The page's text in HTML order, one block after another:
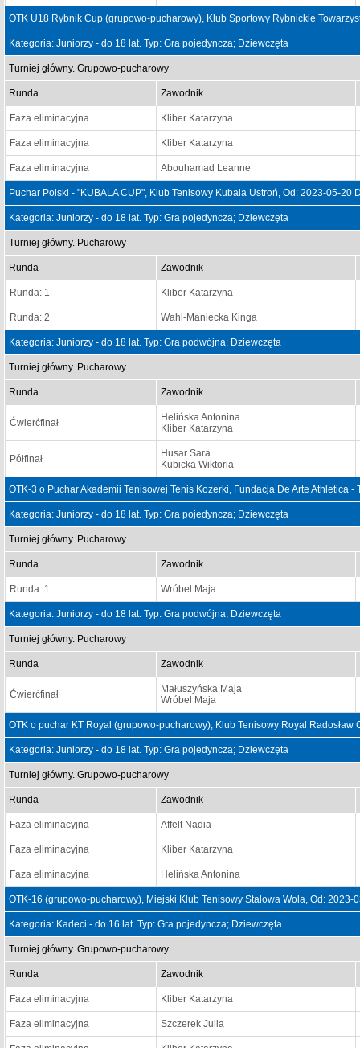
OTK U18 Rybnik Cup (grupowo-pucharowy), Klub Sportowy Rybnickie
Kategoria: Juniorzy - do 18 lat. Typ: Gra pojedyncza; Dziewczęta
Turniej główny. Grupowo-pucharowy
Runda Zawodnik
Faza eliminacyjna Kliber Katarzyna
Faza eliminacyjna Kliber Katarzyna
Faza eliminacyjna Abouhamad Leanne
Puchar Polski - "KUBALA CUP", Klub Tenisowy Kubala Ustroń, Od: 2023-05-20
Kategoria: Juniorzy - do 18 lat. Typ: Gra pojedyncza; Dziewczęta
Turniej główny. Pucharowy
Runda Zawodnik
Runda: 1 Kliber Katarzyna
Runda: 2 Wahl-Maniecka Kinga
Kategoria: Juniorzy - do 18 lat. Typ: Gra podwójna; Dziewczęta
Turniej główny. Pucharowy
Runda Zawodnik
Ćwierćfinał
Helińska Antonina
Kliber Katarzyna
Półfinał
Husar Sara
Kubicka Wiktoria
OTK-3 o Puchar Akademii Tenisowej Tenis Kozerki, Fundacja De Arte Athletica
Kategoria: Juniorzy - do 18 lat. Typ: Gra pojedyncza; Dziewczęta
Turniej główny. Pucharowy
Runda Zawodnik
Runda: 1 Wróbel Maja
Kategoria: Juniorzy - do 18 lat. Typ: Gra podwójna; Dziewczęta
Turniej główny. Pucharowy
Runda Zawodnik
Ćwierćfinał
Małuszyńska Maja
Wróbel Maja
OTK o puchar KT Royal (grupowo-pucharowy), Klub Tenisowy Royal
Kategoria: Juniorzy - do 18 lat. Typ: Gra pojedyncza; Dziewczęta
Turniej główny. Grupowo-pucharowy
Runda Zawodnik
Faza eliminacyjna Affelt Nadia
Faza eliminacyjna Kliber Katarzyna
Faza eliminacyjna Helińska Antonina
OTK-16 (grupowo-pucharowy), Miejski Klub Tenisowy Stalowa Wola, Od: 2023-
Kategoria: Kadeci - do 16 lat. Typ: Gra pojedyncza; Dziewczęta
Turniej główny. Grupowo-pucharowy
Runda Zawodnik
Faza eliminacyjna Kliber Katarzyna
Faza eliminacyjna Szczerek Julia